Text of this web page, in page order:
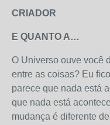
CRIADOR
E QUANTO A…
O Universo ouve você
entre as coisas? Eu
parece que nada está
que nada está
mudança é diferente